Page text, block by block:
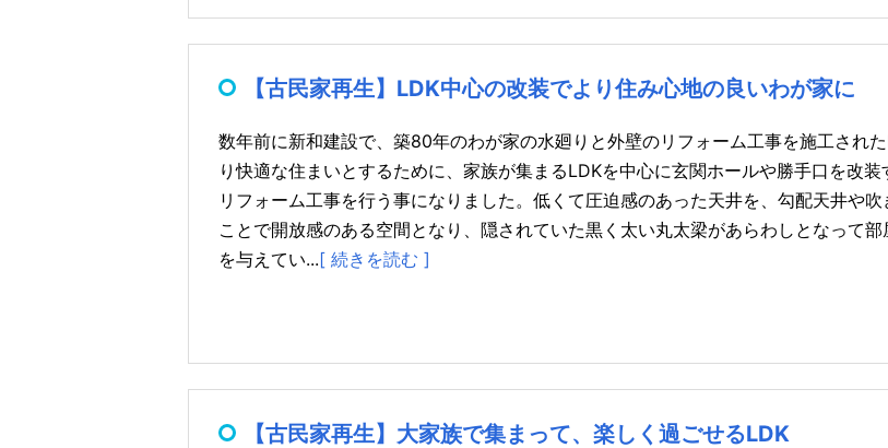
【古民家再生】LDK中心の改装でより住み心地の良いわが家に
数年前に新和建設で、築80年のわが家の水廻りと外壁のリフォーム工事を施工され
り快適な住まいとするために、家族が集まるLDKを中心に玄関ホールや勝手口を改
リフォーム工事を行う事になりました。低くて圧迫感のあった天井を、勾配天井や吹
ことで開放感のある空間となり、隠されていた黒く太い丸太梁があらわしとなって部
を与えてい...[ 続きを読む ]
【古民家再生】大家族で集まって、楽しく過ごせるLDK